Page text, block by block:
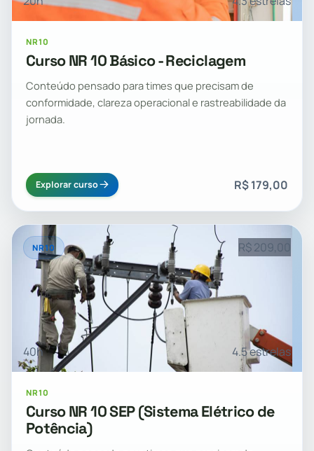
NR10
Curso NR 10 Básico - Reciclagem
Conteúdo pensado para times que precisam de
conformidade, clareza operacional e rastreabilidade da
jornada.
Explorar curso R$ 179,00
NR10 R$ 209,00
40h 4.5 estrelas
NR10
Curso NR 10 SEP (Sistema Elétrico de
Potência)